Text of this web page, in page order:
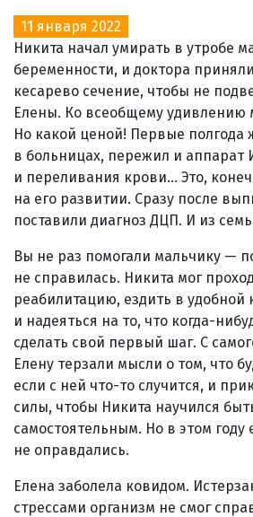
11 января 2022
Никита начал умирать в утробе
беременности, и доктора
кесарево сечение, чтобы не
Елены. Ко всеобщему удивлению
Но какой ценой! Первые полгода
в больницах, пережил и аппарат
и переливания крови... Это,
на его развитии. Сразу после
поставили диагноз ДЦП. И из
Вы не раз помогали мальчику —
не справилась. Никита мог
реабилитацию, ездить в удобной
и надеяться на то, что когда-
сделать свой первый шаг. С
Елену терзали мысли о том, что
если с ней что-то случится, и
силы, чтобы Никита научился
самостоятельным. Но в этом году
не оправдались.
Елена заболела ковидом.
стрессами организм не смог